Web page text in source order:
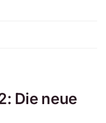
Die neue